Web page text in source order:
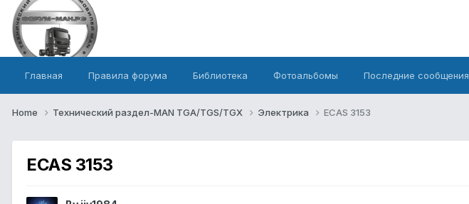
Главная Правила форума Библиотека Фотоальбомы Последние сообщения
Home Технический раздел-MAN TGA/TGS/TGX Электрика ECAS 3153
ECAS 3153